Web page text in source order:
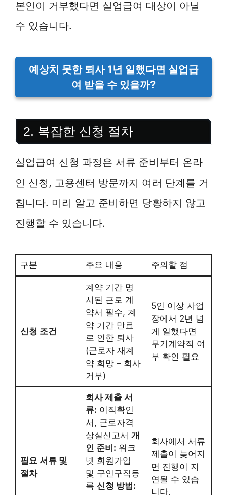
본인이 거부했다면 실업급여 대상이 아닐
수 있습니다.
예상치 못한 퇴사 1년 일했다면 실업급
여 받을 수 있을까?
2. 복잡한 신청 절차
실업급여 신청 과정은 서류 준비부터 온라
인 신청, 고용센터 방문까지 여러 단계를 거
칩니다. 미리 알고 준비하면 당황하지 않고
진행할 수 있습니다.
구분 주요 내용 주의할 점
신청 조건
계약 기간 명
시된 근로 계
약서 필수, 계
약 기간 만료
로 인한 퇴사
(근로자 재계
약 희망 – 회사
거부)
5인 이상 사업
장에서 2년 넘
게 일했다면
무기계약직 여
부 확인 필요
필요 서류 및
절차
회사 제출 서
류: 이직확인
서, 근로자격
상실신고서 개
인 준비: 워크
넷 회원가입
및 구인구직등
록 신청 방법:
회사에서 서류
제출이 늦어지
면 진행이 지
연될 수 있습
니다.